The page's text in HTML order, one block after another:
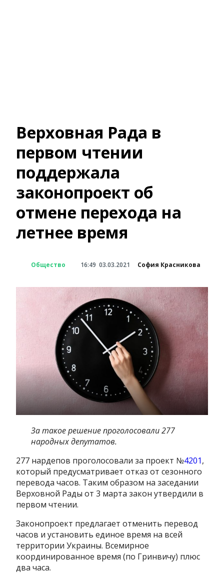
Верховная Рада в
первом чтении
поддержала
законопроект об
отмене перехода на
летнее время
Общество 16:49 03.03.2021 София Красникова
За такое решение проголосовали 277
народных депутатов.
277 нардепов проголосовали за проект №4201,
который предусматривает отказ от сезонного
перевода часов. Таким образом на заседании
Верховной Рады от 3 марта закон утвердили в
первом чтении.
Законопроект предлагает отменить перевод
часов и установить единое время на всей
территории Украины. Всемирное
координированное время (по Гринвичу) плюс
два часа.